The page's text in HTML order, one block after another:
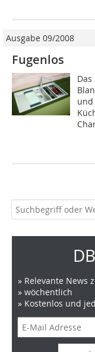
Ausgabe 09/2008
Fugenlos
und
» Relevante News
» wöchentlich
» Kostenlos und